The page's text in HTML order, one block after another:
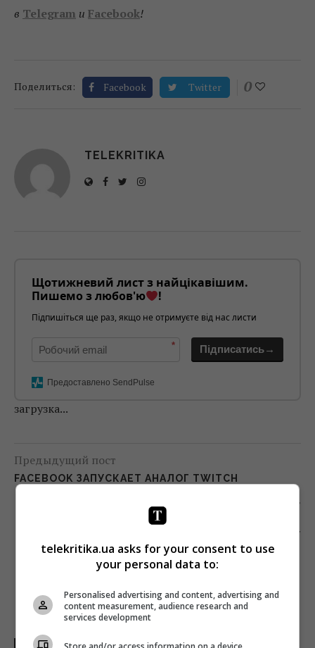
в Telegram и Facebook!
Поделиться: Facebook Twitter 0
TELEKRITIKA
Щотижневий лист з найцікавішим.
Пишемо з любов'ю
!
Підпишіться ще раз, якщо не отримуєте від нас листи
* Підписатись→
Предоставлено SendPulse
загрузка...
Предыдущий пост
FACEBOOK ЗАПУСКАЕТ АНАЛОГ TWITCH
Следующий пост
DISNEY ПРЕКРАЩАЕТ ВЫПЛАТЫ ЗАРПЛАТ 100
ТЫС. СОТРУДНИКАМ ПО ВСЕМУ МИРУ
telekritika.ua asks for your consent to use
your personal data to:
Personalised advertising and content, advertising and
content measurement, audience research and
services development